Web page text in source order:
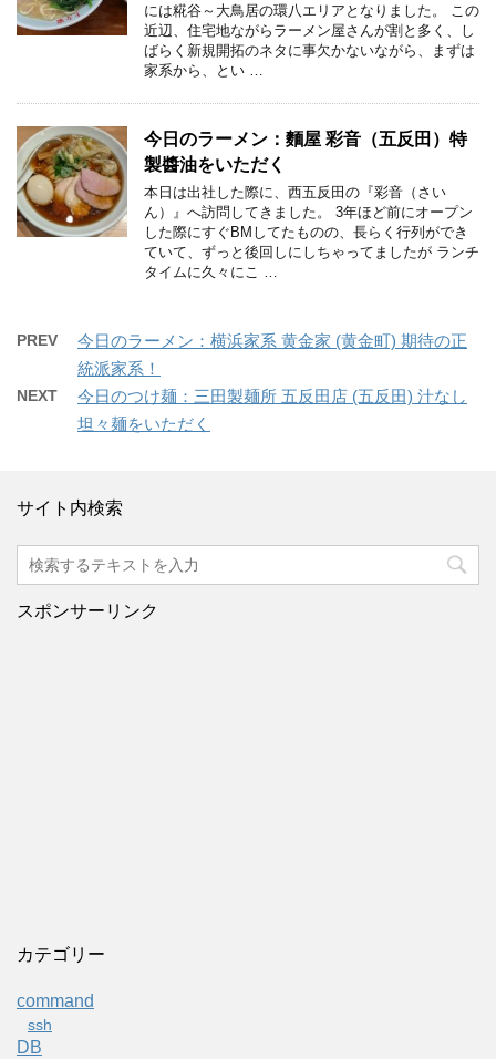
には糀谷～大鳥居の環八エリアとなりました。 この
近辺、住宅地ながらラーメン屋さんが割と多く、し
ばらく新規開拓のネタに事欠かないながら、まずは
家系から、とい …
今日のラーメン：麵屋 彩音（五反田）特
製醬油をいただく
本日は出社した際に、西五反田の『彩音（さい
ん）』へ訪問してきました。 3年ほど前にオープン
した際にすぐBMしてたものの、長らく行列ができ
ていて、ずっと後回しにしちゃってましたが ランチ
タイムに久々にこ …
PREV
今日のラーメン：横浜家系 黄金家 (黄金町) 期待の正
統派家系！
NEXT
今日のつけ麺：三田製麺所 五反田店 (五反田) 汁なし
坦々麺をいただく
サイト内検索
スポンサーリンク
カテゴリー
command
ssh
DB